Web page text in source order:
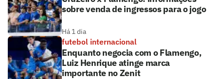
sobre venda de ingressos para o jogo
Há 1 dia
futebol internacional
Enquanto negocia com o Flamengo,
Luiz Henrique atinge marca
importante no Zenit